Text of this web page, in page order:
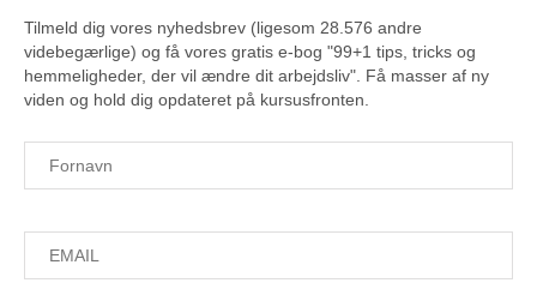
Tilmeld dig vores nyhedsbrev (ligesom 28.576 andre
videbegærlige) og få vores gratis e-bog "99+1 tips, tricks og
hemmeligheder, der vil ændre dit arbejdsliv". Få masser af ny
viden og hold dig opdateret på kursusfronten.